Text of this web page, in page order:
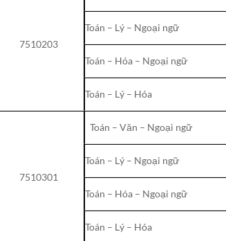
7510203
Toán – Lý – Ngoại ngữ
Toán – Hóa – Ngoại ngữ
Toán – Lý – Hóa
7510301
Toán – Văn – Ngoại ngữ
Toán – Lý – Ngoại ngữ
Toán – Hóa – Ngoại ngữ
Toán – Lý – Hóa